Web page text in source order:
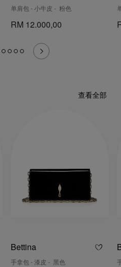
单肩包 - 小牛皮 - 粉色
RM 12.000,00
查看全部
Bettina
手拿包 - 漆皮 - 黑色